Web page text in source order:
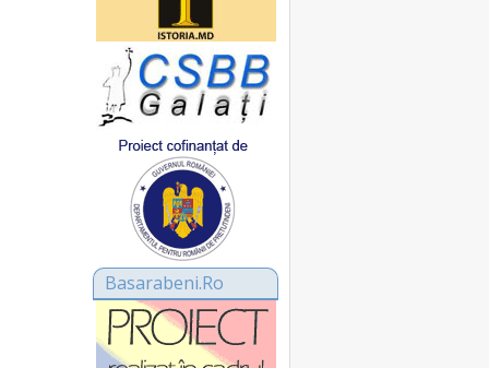
Basarabeni.Ro